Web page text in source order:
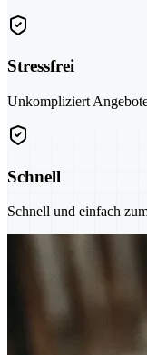
Stressfrei
Unkompliziert
Schnell
Schnell und einfach